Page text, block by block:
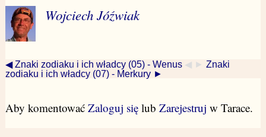
Wojciech Jóźwiak
◀ Znaki zodiaku i ich władcy (05) - Wenus ◀ ► Znaki
zodiaku i ich władcy (07) - Merkury ►
Aby komentować Zaloguj sięlub Zarejestruj w Tarace.